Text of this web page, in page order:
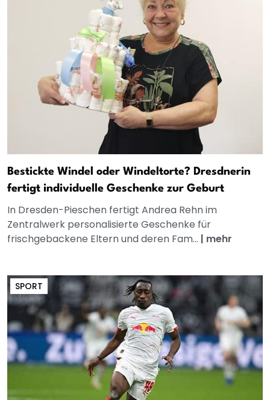
Bestickte Windel oder Windeltorte? Dresdnerin
fertigt individuelle Geschenke zur Geburt
In Dresden-Pieschen fertigt Andrea Rehn im
Zentralwerk personalisierte Geschenke für
frischgebackene Eltern und deren Fam... | mehr
SPORT